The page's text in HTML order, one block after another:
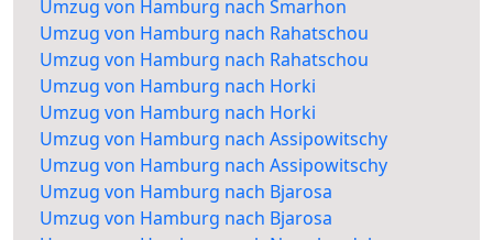
Umzug von Hamburg nach Smarhon
Umzug von Hamburg nach Rahatschou
Umzug von Hamburg nach Rahatschou
Umzug von Hamburg nach Horki
Umzug von Hamburg nach Horki
Umzug von Hamburg nach Assipowitschy
Umzug von Hamburg nach Assipowitschy
Umzug von Hamburg nach Bjarosa
Umzug von Hamburg nach Bjarosa